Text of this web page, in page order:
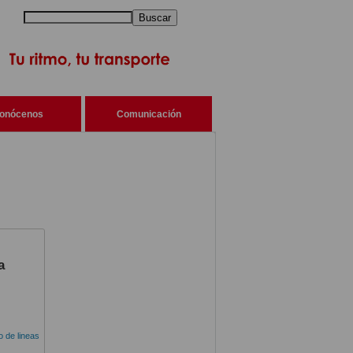
Buscar
Comunicación
de lineas